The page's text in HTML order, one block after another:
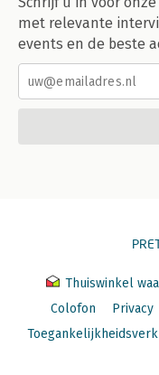
met relevante
events en de beste
Thuiswinkel
Colofon
Privacy